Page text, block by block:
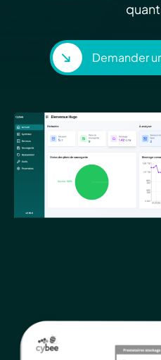
Demander